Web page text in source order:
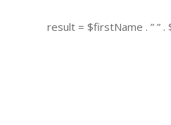
$result = $firstName . ” ”